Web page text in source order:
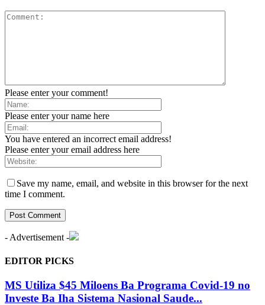
Please enter your comment!
Please enter your name here
You have entered an incorrect email address!
Please enter your email address here
Save my name, email, and website in this browser for the next
time I comment.
- Advertisement -
EDITOR PICKS
MS Utiliza $45 Miloens Ba Programa Covid-19 no
Investe Ba Iha Sistema Nasional Saude...